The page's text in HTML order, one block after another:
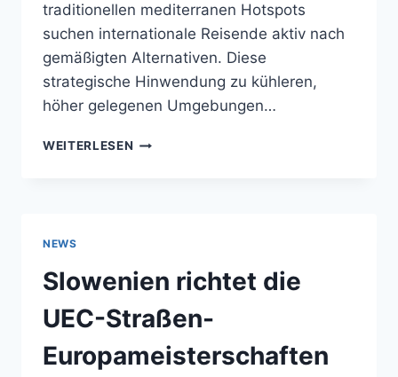
traditionellen mediterranen Hotspots
suchen internationale Reisende aktiv nach
gemäßigten Alternativen. Diese
strategische Hinwendung zu kühleren,
höher gelegenen Umgebungen…
WEITERLESEN REGION
NEWS
Slowenien richtet die
UEC-Straßen-
Europameisterschaften